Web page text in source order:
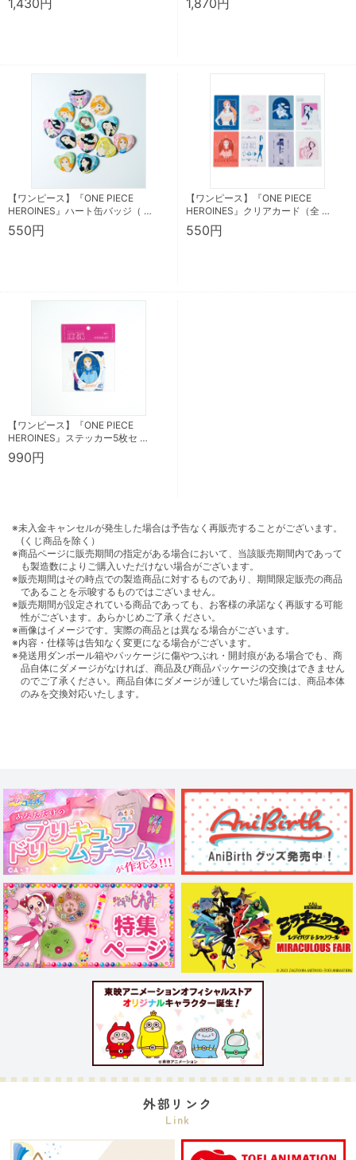
1,430円 1,870円
【ワンピース】『ONE PIECE
HEROINES』ハート缶バッジ（ …
550円
【ワンピース】『ONE PIECE
HEROINES』クリアカード（全 …
550円
【ワンピース】『ONE PIECE
HEROINES』ステッカー5枚セ …
990円
※未入金キャンセルが発生した場合は予告なく再販売することがございます。
(くじ商品を除く）
※商品ページに販売期間の指定がある場合において、当該販売期間内であって
も製造数によりご購入いただけない場合がございます。
※販売期間はその時点での製造商品に対するものであり、期間限定販売の商品
であることを示唆するものではございません。
※販売期間が設定されている商品であっても、お客様の承諾なく再販する可能
性がございます。あらかじめご了承ください。
※画像はイメージです。実際の商品とは異なる場合がございます。
※内容・仕様等は告知なく変更になる場合がございます。
※発送用ダンボール箱やパッケージに傷やつぶれ・開封痕がある場合でも、商
品自体にダメージがなければ、商品及び商品パッケージの交換はできません
のでご了承ください。商品自体にダメージが達していた場合には、商品本体
のみを交換対応いたします。
外部リンク
Link